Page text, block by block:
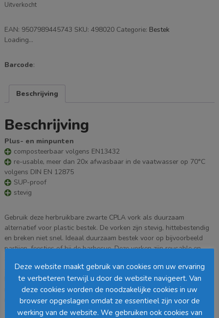
Uitverkocht
EAN: 9507989445743 SKU: 498020 Categorie: Bestek
Loading...
Barcode:
Beschrijving
Beschrijving
Plus- en minpunten
composteerbaar volgens EN13432
re-usable, meer dan 20x afwasbaar in de vaatwasser op 70°C
volgens DIN EN 12875
SUP-proof
stevig
Gebruik deze herbruikbare zwarte CPLA vork als duurzaam
alternatief voor plastic bestek. De vorken zijn stevig, hittebestendig
en breken niet snel. Ideaal duurzaam bestek voor op bijvoorbeeld
partijen, feestjes of bij de barbecue. Deze vorken zijn reusable en
geintroduceerd als herbruikbaar en voldoet aan de Europese norm
DIN EN 12875; “Bestandheid van huishoudelijke artikelen tegen
machinaal wassen”. Hierdoor is het bestek meer dan 20x afwasbaar
in de vaatwasser op 70°C. Het bestek kan dus meermaals worden
gebruikt.
Deze website maakt gebruik van cookies om uw ervaring
te verbeteren terwijl u door de website navigeert. Van
deze cookies worden de noodzakelijke cookies in uw
browser opgeslagen omdat ze essentieel zijn voor de
werking van de website. We gebruiken ook cookies van